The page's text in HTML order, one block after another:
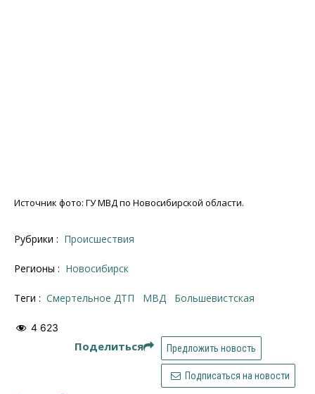
Источник фото: ГУ МВД по Новосибирской области.
Рубрики : Происшествия
Регионы : Новосибирск
Теги : смертельное ДТП МВД Большевистская
4 623
Поделиться Предложить новость
Подписаться на новости